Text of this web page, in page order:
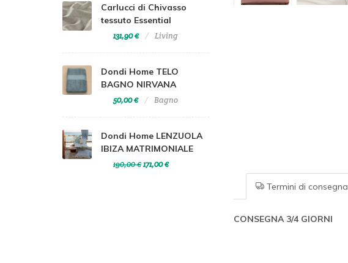
Termini di consegna
CONSEGNA 3/4 GIORNI
Carlucci di Chivasso
tessuto Essential
131,90 € Living
Dondi Home TELO
BAGNO NIRVANA
50,00 € Bagno
Dondi Home LENZUOLA
IBIZA MATRIMONIALE
190,00 €171,00 €